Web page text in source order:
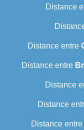
Distance
Distance entre
Distance entre
Distance
Distance
Distance entre